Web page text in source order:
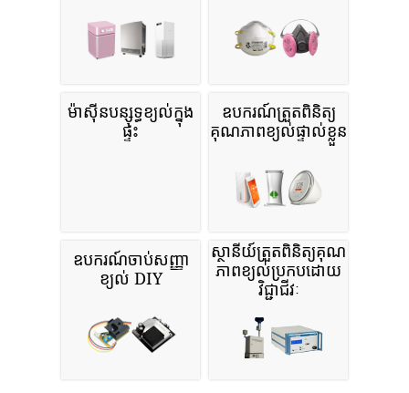
ម៉ាស៊ីនបន្សុទ្ធខ្យល់ក្នុង
ផ្ទះ
ឧបករណ៍ត្រួតពិនិត្យ
គុណភាពខ្យល់ផ្ទាល់ខ្លួន
ឧបករណ៍ចាប់សញ្ញា
ខ្យល់ DIY
ស្ថានីយ៍ត្រួតពិនិត្យគុណ
ភាពខ្យល់ប្រកបដោយ
វិជ្ជាជីវៈ